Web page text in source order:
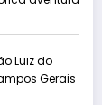
Luiz do
Gerais